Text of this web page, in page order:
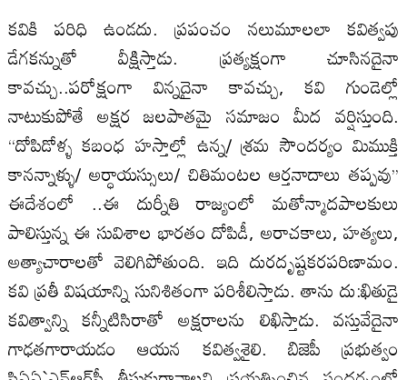
కవికి పరిధి ఉండదు. ప్రపంచం నలుమూలలా కవిత్వపు
డేగకన్నుతో వీక్షిస్తాడు. ప్రత్యక్షంగా చూసినదైనా
కావచ్చు..పరోక్షంగా విన్నదైనా కావచ్చు, కవి గుండెల్లో
నాటుకుపోతే అక్షర జలపాతమై సమాజం మీద వర్షిస్తుంది.
‘‘దోపిడోళ్ళ కబంధ హస్తాల్లో ఉన్న/ శ్రమ సౌందర్యం మిముక్తి
కానన్నాళ్ళు/ అర్ధాయస్సులు/ చితిమంటల ఆర్తనాదాలు తప్పవు’’
ఈదేశంలో ..ఈ దుర్నీతి రాజ్యంలో మతోన్మాదపాలకులు
పాలిస్తున్న ఈ సువిశాల భారతం దోపిడీ, అరాచకాలు, హత్యలు,
అత్యాచారాలతో వెలిగిపోతుంది. ఇది దురదృష్టకరపరిణామం.
కవి ప్రతీ విషయాన్ని సునిశితంగా పరిశీలిస్తాడు. తాను దు:ఖితుడై
కవిత్వాన్ని కన్నీటిసిరాతో అక్షరాలను లిఖిస్తాడు. వస్తువేదైనా
గాఢతగారాయడం ఆయన కవిత్వశైలి. బిజెపీ ప్రభుత్వం